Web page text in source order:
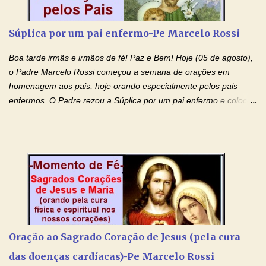
prejudicando a nossa família. Peço também que atenda, em
(apresente aqui o seu pedido...) Eu, desde já, agradeço de
coração, confiante que o Senhor me atenderá. Eu louvo o Pai por
ter nos dado o Senhor, Jesus, como presente de Páscoa. eu
agradeço de coração ao Espíri...
Súplica por um pai enfermo-Pe Marcelo Rossi
Boa tarde irmãs e irmãos de fé! Paz e Bem! Hoje (05 de agosto),
o Padre Marcelo Rossi começou a semana de orações em
homenagem aos pais, hoje orando especialmente pelos pais
enfermos. O Padre rezou a Súplica por um pai enfermo e colocou
de Nossa Senhora. Adriana dos Anjos-Devoção e Fé Mensagem
do Padre Marcelo Rossi por E-mail e Facebook: Como foi
anunciado ontem, entramos em uma semana de homenagens
aos nossos pais. Hoje nossas orações serão focadas nos pais
que não se encontram bem de saúde, OS PAIS ENFERMOS!
pais. Vamos dedicar um dia para os pais mais idosos, pais que
estão doentes, pais que estão longe dos filhos, pais que já são
Oração ao Sagrado Coração de Jesus (pela cura
das doenças cardíacas)-Pe Marcelo Rossi